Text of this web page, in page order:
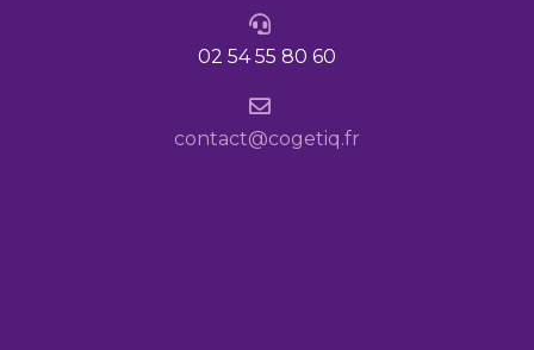
02 54 55 80 60
contact@cogetiq.fr